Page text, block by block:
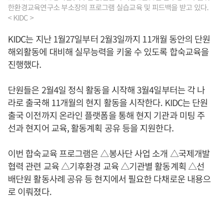
한환경교육연구소 부소장의 프로그램 실습교육 및 피드백을 받고 있다.
< KIDC >
KIDC는 지난 1월27일부터 2월3일까지 11개월 동안의 단원
해외활동에 대비해 실무능력을 키울 수 있도록 합숙교육을
진행했다.
단원들은 2월4일 정식 활동을 시작해 3월4일부터는 각 나
라로 출국해 11개월의 현지 활동을 시작한다. KIDC는 단원
출국 이전까지 온라인 플랫폼을 통해 현지 기관과 미팅 주
선과 현지어 교육, 활동계획 공유 등을 지원한다.
이번 합숙교육 프로그램은 △봉사단 사업 소개 △국제개발
협력 관련 교육 △기후환경 교육 △기관별 활동계획 △선
배단원 활동사례 공유 등 현지에서 필요한 다채로운 내용으
로 이뤄졌다.